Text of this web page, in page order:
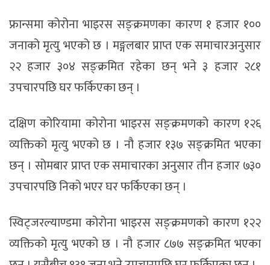
फ्रान्समा कोरोना भाइरस सङ्क्रमणका कारण १ हजार १००
जनाको मृत्यु भएको छ । मङ्गलबार प्राप्त एक समाचारअनुसार
२२ हजार ३०४ सङ्क्रमित रहेका छन् भने ३ हजार २८१
उपचारपछि घर फर्किएका छन् ।
दक्षिण कोरियामा कोरोना भाइरस सङ्क्रमणको कारण १२६
व्यक्तिको मृत्यु भएको छ । नौ हजार १३७ सङ्क्रमित भएका
छन् । सोमबार प्राप्त एक समाचारका अनुसार तीन हजार ७३०
उपचारपछि निको भएर घर फर्किएका छन् ।
स्विट्जरल्याण्डमा कोरोना भाइरस सङ्क्रमणको कारण १२२
व्यक्तिको मृत्यु भएको छ । नौ हजार ८७७ सङ्क्रमित भएका